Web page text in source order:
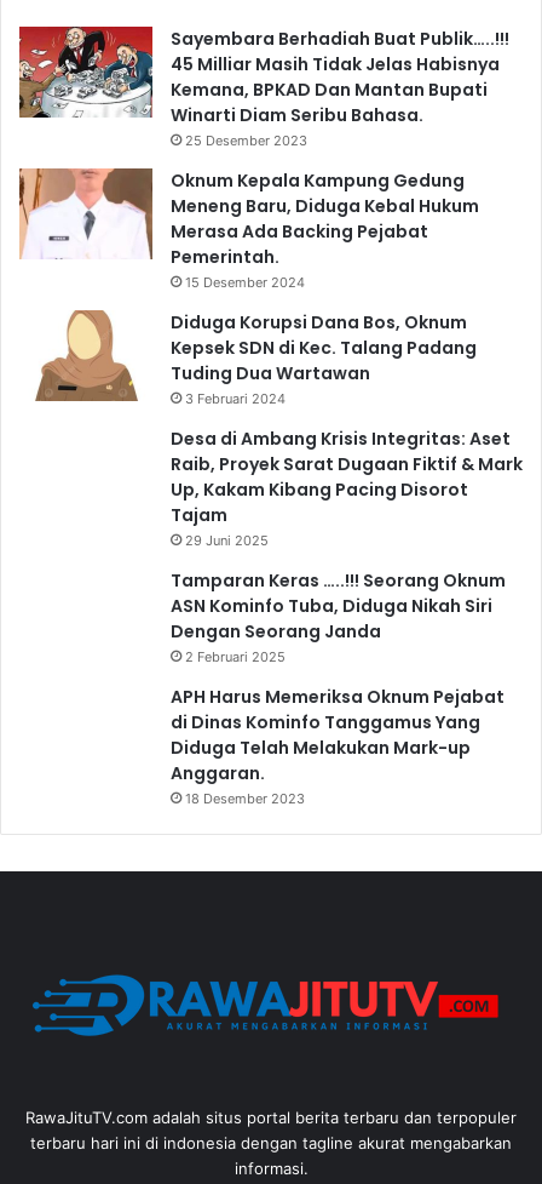
Sayembara Berhadiah Buat Publik…..!!!
45 Milliar Masih Tidak Jelas Habisnya
Kemana, BPKAD Dan Mantan Bupati
Winarti Diam Seribu Bahasa.
25 Desember 2023
Oknum Kepala Kampung Gedung
Meneng Baru, Diduga Kebal Hukum
Merasa Ada Backing Pejabat
Pemerintah.
15 Desember 2024
Diduga Korupsi Dana Bos, Oknum
Kepsek SDN di Kec. Talang Padang
Tuding Dua Wartawan
3 Februari 2024
Desa di Ambang Krisis Integritas: Aset
Raib, Proyek Sarat Dugaan Fiktif & Mark
Up, Kakam Kibang Pacing Disorot
Tajam
29 Juni 2025
Tamparan Keras …..!!! Seorang Oknum
ASN Kominfo Tuba, Diduga Nikah Siri
Dengan Seorang Janda
2 Februari 2025
APH Harus Memeriksa Oknum Pejabat
di Dinas Kominfo Tanggamus Yang
Diduga Telah Melakukan Mark-up
Anggaran.
18 Desember 2023
RawaJituTV.com adalah situs portal berita terbaru dan terpopuler
terbaru hari ini di indonesia dengan tagline akurat mengabarkan
informasi.